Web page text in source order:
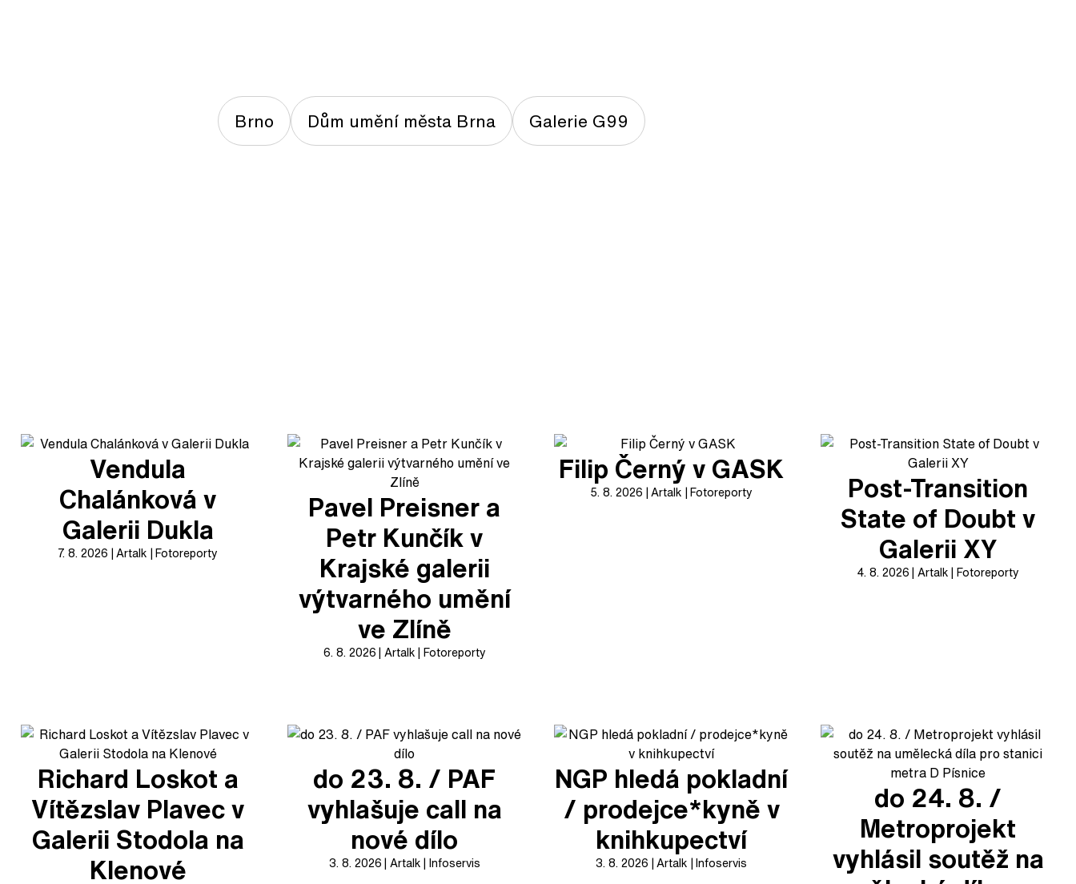
Brno Dům umění města Brna Galerie G99
Vendula
Chalánková v
Galerii Dukla
7. 8. 2026 Artalk Fotoreporty
Pavel Preisner a
Petr Kunčík v
Krajské galerii
výtvarného umění
ve Zlíně
6. 8. 2026 Artalk Fotoreporty
Filip Černý v GASK
5. 8. 2026 Artalk Fotoreporty
Post-Transition
State of Doubt v
Galerii XY
4. 8. 2026 Artalk Fotoreporty
Richard Loskot a
Vítězslav Plavec v
Galerii Stodola na
Klenové
do 23. 8. / PAF
vyhlašuje call na
nové dílo
3. 8. 2026 Artalk Infoservis
NGP hledá pokladní
/ prodejce*kyně v
knihkupectví
3. 8. 2026 Artalk Infoservis
do 24. 8. /
Metroprojekt
vyhlásil soutěž na